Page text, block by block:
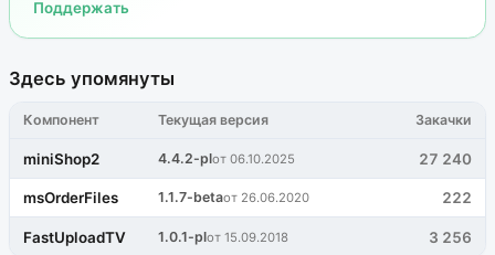
Поддержать
Здесь упомянуты
Компонент Текущая версия Закачки
miniShop2 4.4.2-plот 06.10.2025 27 240
msOrderFiles 1.1.7-betaот 26.06.2020 222
FastUploadTV 1.0.1-plот 15.09.2018 3 256